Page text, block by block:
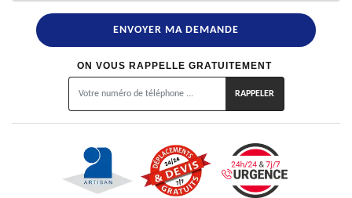
ON VOUS RAPPELLE GRATUITEMENT